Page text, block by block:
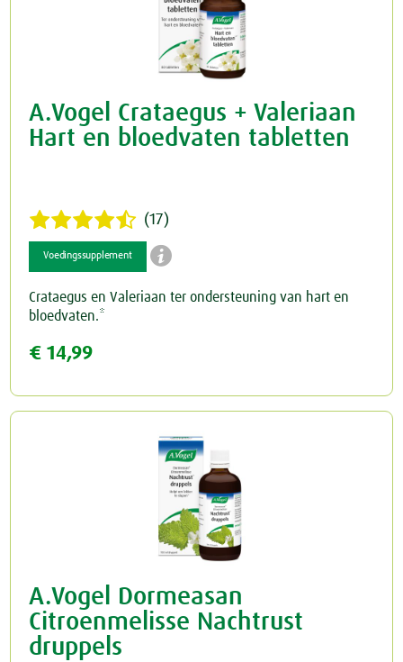
A.Vogel Crataegus + Valeriaan
Hart en bloedvaten tabletten
(17)
Voedingssupplement 
Crataegus en Valeriaan ter ondersteuning van hart en
bloedvaten.*
€ 14,99
A.Vogel Dormeasan
Citroenmelisse Nachtrust
druppels